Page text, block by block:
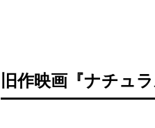
旧作映画『ナチュラ